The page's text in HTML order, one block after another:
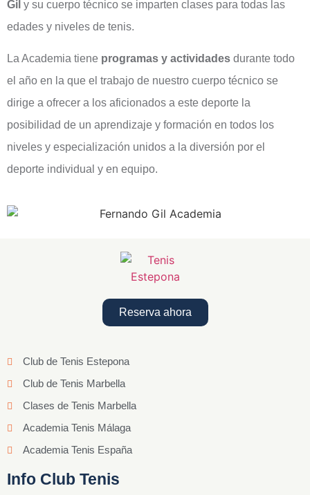
Gil y su cuerpo técnico se imparten clases para todas las
edades y niveles de tenis.
La Academia tiene programas y actividades durante todo
el año en la que el trabajo de nuestro cuerpo técnico se
dirige a ofrecer a los aficionados a este deporte la
posibilidad de un aprendizaje y formación en todos los
niveles y especialización unidos a la diversión por el
deporte individual y en equipo.
Reserva ahora
Club de Tenis Estepona
Club de Tenis Marbella
Clases de Tenis Marbella
Academia Tenis Málaga
Academia Tenis España
Info Club Tenis